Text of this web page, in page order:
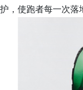
护，使跑者每一次落